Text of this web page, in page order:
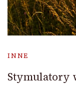
INNE
Stymulatory